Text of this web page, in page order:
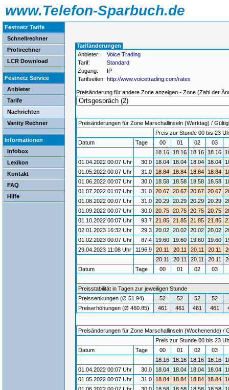
www.Telefon-Sparbuch.de
Festnetz Tarife
Schnellrechner
Profirechner
LCR Download
Festnetz Service
Anbieter
Tarife
Nachrichten
Vanity Rechner
Informationen
Infobox
Lexikon
Kontakt
FAQ
Hilfe
Tarifänderungen
Anbieter:
Voice Trading
Tarif:
Standard
Zugang:
IP
Tarifseiten: http://www.voicetrading.com/rates
Preisänderung für andere Zone anzeigen - Zone (Zahl der
Preisänderungen für Zone Marschallinseln (Werktag) /
Preis zur Stunde 00 bis 23
Datum
Tage 00 01 02 03
18.16
18.16 18.16 18.16
01.04.2022 00:07 Uhr
30.0 18.04 18.04 18.04 18.04
01.05.2022 00:07 Uhr
31.0 18.84 18.84 18.84 18.84
01.06.2022 00:07 Uhr
30.0 18.58 18.58 18.58 18.58
01.07.2022 01:07 Uhr
31.0 20.67 20.67 20.67 20.67
01.08.2022 00:07 Uhr
31.0 20.29 20.29 20.29 20.29
01.09.2022 00:07 Uhr
30.0 20.75 20.75 20.75 20.75
01.10.2022 00:07 Uhr
93.7 21.85 21.85 21.85 21.85
02.01.2023 16:32 Uhr
29.3 20.02 20.02 20.02 20.02
01.02.2023 00:07 Uhr
87.4 19.60 19.60 19.60 19.60
29.04.2023 11:08 Uhr
1196.9 20.11 20.11 20.11 20.11
20.11
20.11 20.11 20.11
Datum
Tage 00 01 02 03
Preisstabilität in Tagen zur jeweiligen Stunde
Preissenkungen (Ø 51.94)
52 52 52 52
Preiserhöhungen (Ø 460.85)
461 461 461 461
Preisänderungen für Zone Marschallinseln (Wochenende) /
Preis zur Stunde 00 bis 23
Datum
Tage 00 01 02 03
18.16
18.16 18.16 18.16
01.04.2022 00:07 Uhr
30.0 18.04 18.04 18.04 18.04
01.05.2022 00:07 Uhr
31.0 18.84 18.84 18.84 18.84